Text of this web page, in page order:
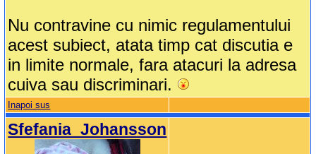
Nu contravine cu nimic regulamentului
acest subiect, atata timp cat discutia e
in limite normale, fara atacuri la adresa
cuiva sau discriminari.
Inapoi sus
Sfefania_Johansson